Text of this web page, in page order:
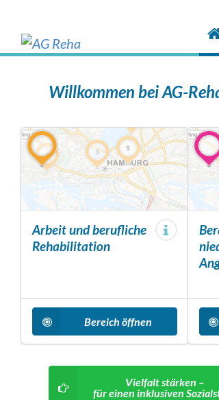
cookie
consent
Willkommen bei AG-
Arbeit und berufliche
Rehabilitation
Bereich öffnen
Vielfalt stärken –
für einen inklusiven